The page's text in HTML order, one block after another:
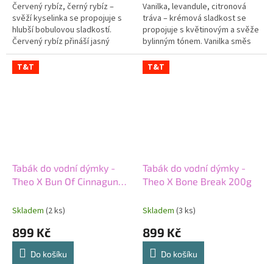
Červený rybíz, černý rybíz –
svěží kyselinka se propojuje s
hlubší bobulovou sladkostí.
Červený rybíz přináší jasný
ovocný tón. Černý rybíz dodává
směsi plnost. Silný tabák...
Vanilka, levandule, citronová
tráva – krémová sladkost se
propojuje s květinovým a svěže
bylinným tónem. Vanilka směs
zakulacuje. Levandule přidává
aromatickou hloubku....
T&T
Tabák do vodní dýmky -
Theo X Bun Of Cinnagun
Skladem (2 ks)
899 Kč
Do košíku
T&T
Tabák do vodní dýmky -
Theo X Bone Break 200g
Skladem (3 ks)
899 Kč
Do košíku